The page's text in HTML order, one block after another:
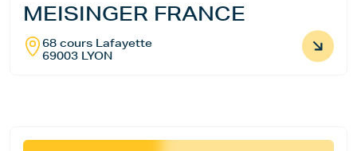
MEISINGER FRANCE
68 cours Lafayette
69003 LYON